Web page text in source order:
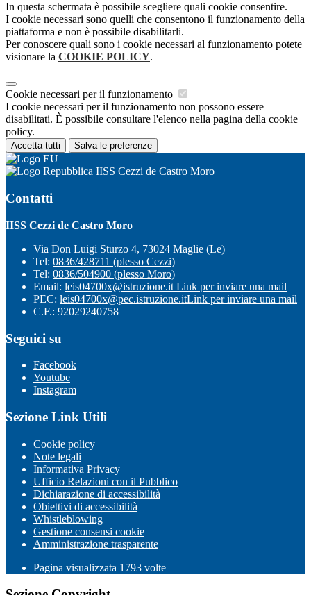
In questa schermata è possibile scegliere quali cookie consentire.
I cookie necessari sono quelli che consentono il funzionamento della
piattaforma e non è possibile disabilitarli.
Per conoscere quali sono i cookie necessari al funzionamento potete
visionare la COOKIE POLICY.
Cookie necessari per il funzionamento
I cookie necessari per il funzionamento non possono essere
disabilitati. È possibile consultare l'elenco nella pagina della cookie
policy.
Accetta tutti Salva le preferenze
IISS Cezzi de Castro Moro
Contatti
IISS Cezzi de Castro Moro
Via Don Luigi Sturzo 4, 73024 Maglie (Le)
Tel: 0836/428711 (plesso Cezzi)
Tel: 0836/504900 (plesso Moro)
Email: leis04700x@istruzione.it Link per inviare una mail
PEC: leis04700x@pec.istruzione.itLink per inviare una mail
C.F.: 92029240758
Seguici su
Facebook
Youtube
Instagram
Sezione Link Utili
Cookie policy
Note legali
Informativa Privacy
Ufficio Relazioni con il Pubblico
Dichiarazione di accessibilità
Obiettivi di accessibilità
Whistleblowing
Gestione consensi cookie
Amministrazione trasparente
Pagina visualizzata 1793 volte